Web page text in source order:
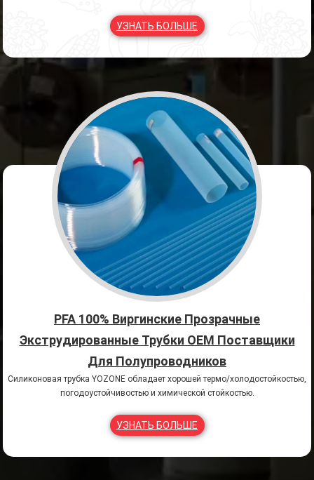
обладает сверхвысокой устойчивостью к давлению, она может
использоваться в различных жестких рабочих условиях в течение
УЗНАТЬ БОЛЬШЕ
PFA 100% Виргинские Прозрачные
Экструдированные Трубки OEM Поставщики
Для Полупроводников
Силиконовая трубка YOZONE обладает хорошей термо/холодостойкостью,
погодоустойчивостью и химической стойкостью.
УЗНАТЬ БОЛЬШЕ